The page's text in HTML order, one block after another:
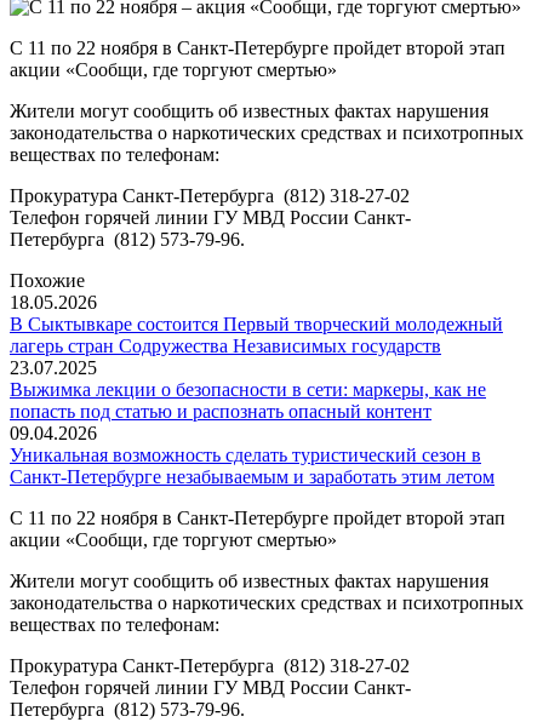
С 11 по 22 ноября в Санкт-Петербурге пройдет второй этап
акции «Сообщи, где торгуют смертью»
Жители могут сообщить об известных фактах нарушения
законодательства о наркотических средствах и психотропных
веществах по телефонам:
Прокуратура Санкт-Петербурга (812) 318-27-02
Телефон горячей линии ГУ МВД России Санкт-
Петербурга (812) 573-79-96.
Похожие
18.05.2026
В Сыктывкаре состоится Первый творческий молодежный
лагерь стран Содружества Независимых государств
23.07.2025
Выжимка лекции о безопасности в сети: маркеры, как не
попасть под статью и распознать опасный контент
09.04.2026
Уникальная возможность сделать туристический сезон в
Санкт-Петербурге незабываемым и заработать этим летом
С 11 по 22 ноября в Санкт-Петербурге пройдет второй этап
акции «Сообщи, где торгуют смертью»
Жители могут сообщить об известных фактах нарушения
законодательства о наркотических средствах и психотропных
веществах по телефонам:
Прокуратура Санкт-Петербурга (812) 318-27-02
Телефон горячей линии ГУ МВД России Санкт-
Петербурга (812) 573-79-96.